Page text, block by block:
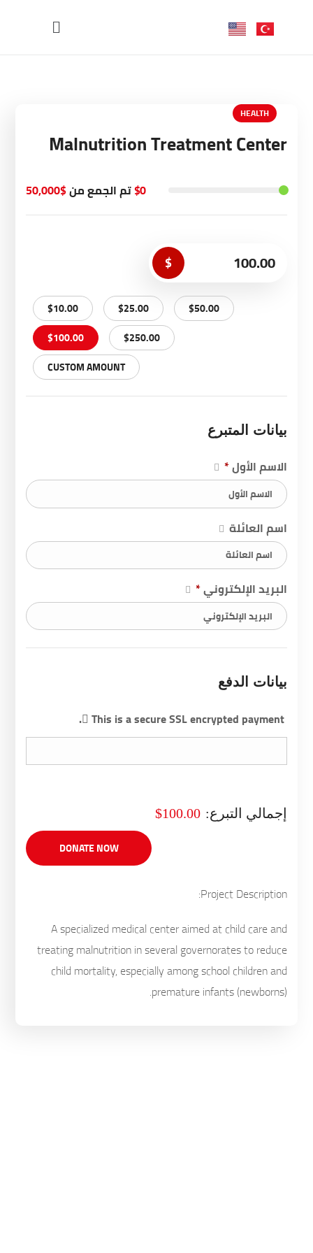
HEALTH
Malnutrition Treatment Center
$0تم الجمع من$50,000
$
$10.00 $25.00
$50.00
$100.00
$250.00
CUSTOM AMOUNT
بيانات المتبرع
الاسم الأول*
اسم العائلة
البريد الإلكتروني*
بيانات الدفع
This is a secure SSL encrypted payment.
إجمالي التبرع: $100.00
Project Description:
A specialized medical center aimed at child care and
treating malnutrition in several governorates to reduce
child mortality, especially among school children and
premature infants (newborns).